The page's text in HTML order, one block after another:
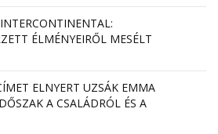
ÉLMÉNYEIRŐL MESÉLT
ELNYERT UZSÁK EMMA
A CSALÁDRÓL ÉS A